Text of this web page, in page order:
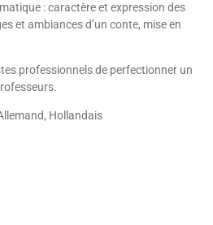
: caractère et expression des
et ambiances d’un conte, mise en
professionnels de perfectionner un
Hollandais